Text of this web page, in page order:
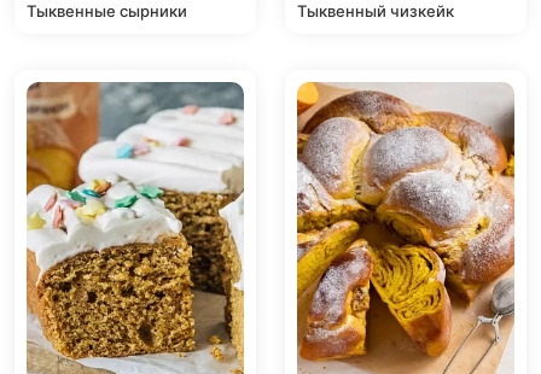
Тыквенные сырники Тыквенный чизкейк